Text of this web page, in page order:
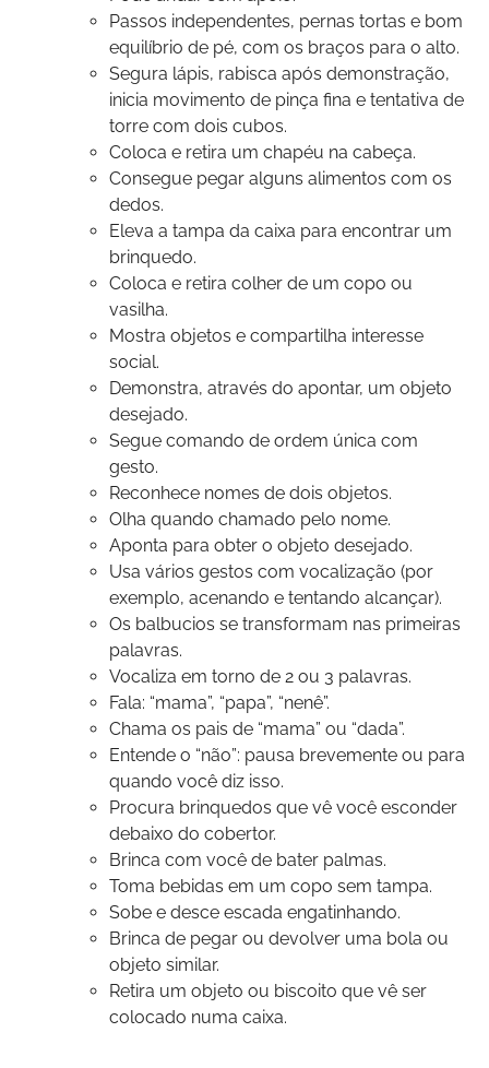
Passos independentes, pernas tortas e bom
equilíbrio de pé, com os braços para o alto.
Segura lápis, rabisca após demonstração,
inicia movimento de pinça fina e tentativa de
torre com dois cubos.
Coloca e retira um chapéu na cabeça.
Consegue pegar alguns alimentos com os
dedos.
Eleva a tampa da caixa para encontrar um
brinquedo.
Coloca e retira colher de um copo ou
vasilha.
Mostra objetos e compartilha interesse
social.
Demonstra, através do apontar, um objeto
desejado.
Segue comando de ordem única com
gesto.
Reconhece nomes de dois objetos.
Olha quando chamado pelo nome.
Aponta para obter o objeto desejado.
Usa vários gestos com vocalização (por
exemplo, acenando e tentando alcançar).
Os balbucios se transformam nas primeiras
palavras.
Vocaliza em torno de 2 ou 3 palavras.
Fala: “mama”, “papa”, “nenê”.
Chama os pais de “mama” ou “dada”.
Entende o “não”: pausa brevemente ou para
quando você diz isso.
Procura brinquedos que vê você esconder
debaixo do cobertor.
Brinca com você de bater palmas.
Toma bebidas em um copo sem tampa.
Sobe e desce escada engatinhando.
Brinca de pegar ou devolver uma bola ou
objeto similar.
Retira um objeto ou biscoito que vê ser
colocado numa caixa.